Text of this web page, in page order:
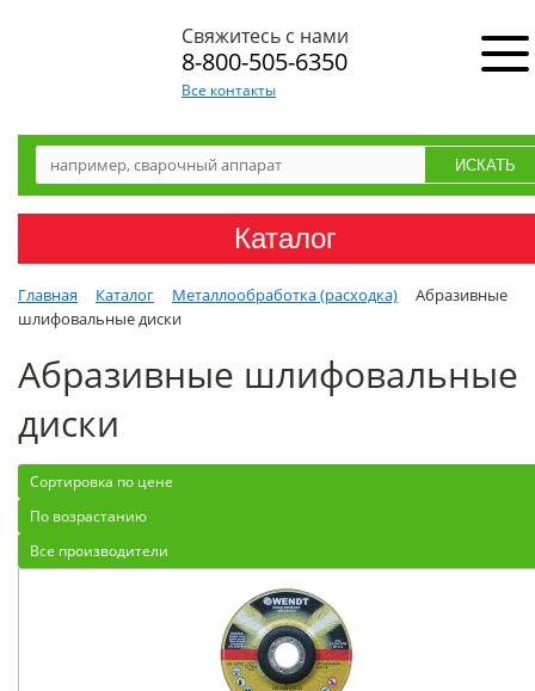
Свяжитесь с нами
8-800-505-6350
Все контакты
Каталог
Главная Каталог Металлообработка (расходка)
Абразивные
шлифовальные диски
Абразивные шлифовальные
диски
Сортировка по цене
По возрастанию
Все производители